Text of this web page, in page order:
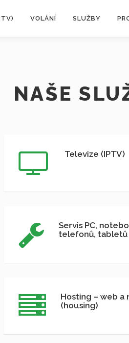
VOLÁNÍ SLUŽBY
NAŠE
Televize (IPTV)
Servis PC,
telefonů, tabletů
Hosting – web a
(housing)